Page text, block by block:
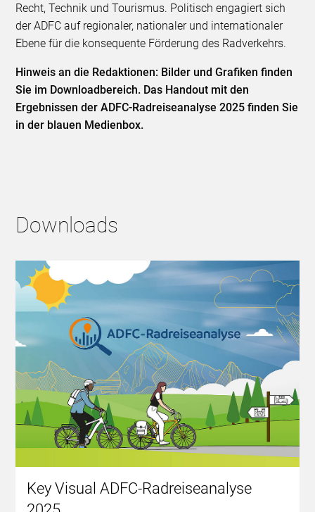
Recht, Technik und Tourismus. Politisch engagiert sich
der ADFC auf regionaler, nationaler und internationaler
Ebene für die konsequente Förderung des Radverkehrs.
Hinweis an die Redaktionen: Bilder und Grafiken finden
Sie im Downloadbereich. Das Handout mit den
Ergebnissen der ADFC-Radreiseanalyse 2025 finden Sie
in der blauen Medienbox.
Downloads
Key Visual ADFC-Radreiseanalyse